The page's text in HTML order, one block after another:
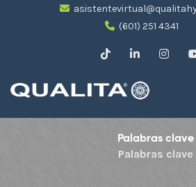
(601) 251 4341
Palabras clave
Palabras clave